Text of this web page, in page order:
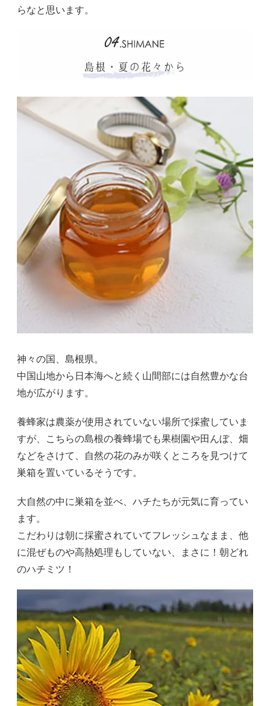
らなと思います。
神々の国、島根県。
中国山地から日本海へと続く山間部には自然豊かな台
地が広がります。
養蜂家は農薬が使用されていない場所で採蜜していま
すが、こちらの島根の養蜂場でも果樹園や田んぼ、畑
などをさけて、自然の花のみが咲くところを見つけて
巣箱を置いているそうです。
大自然の中に巣箱を並べ、ハチたちが元気に育ってい
ます。
こだわりは朝に採蜜されていてフレッシュなまま、他
に混ぜものや高熱処理もしていない、まさに！朝どれ
のハチミツ！